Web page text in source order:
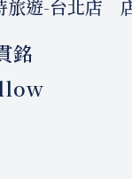
旅遊-台北店
銘